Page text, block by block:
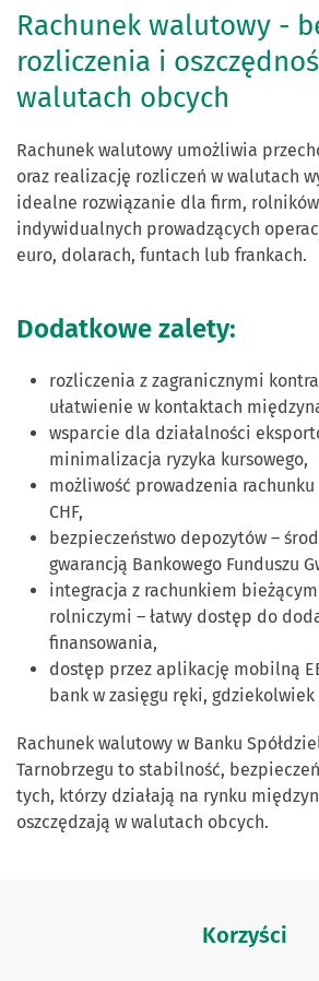
Rachunek walutowy -
rozliczenia i
walutach obcych
Rachunek walutowy umożliwia
oraz realizację rozliczeń w walutach
idealne rozwiązanie dla firm,
indywidualnych prowadzących
euro, dolarach, funtach lub frankach.
Dodatkowe zalety:
rozliczenia z zagranicznymi
ułatwienie w kontaktach
wsparcie dla działalności
minimalizacja ryzyka kursowego,
możliwość prowadzenia rachunku
CHF,
bezpieczeństwo depozytów –
gwarancją Bankowego Funduszu
integracja z rachunkiem
rolniczymi – łatwy dostęp do
finansowania,
dostęp przez aplikację mobilną
bank w zasięgu ręki, gdziekolwiek
Rachunek walutowy w Banku
Tarnobrzegu to stabilność,
tych, którzy działają na rynku
oszczędzają w walutach obcych.
Korzyści